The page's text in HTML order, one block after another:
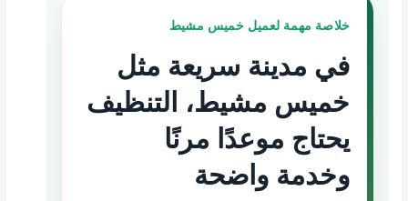
خلاصة مهمة لعميل خميس مشيط
في مدينة سريعة مثل
خميس مشيط، التنظيف
يحتاج موعدًا مرنًا
وخدمة واضحة